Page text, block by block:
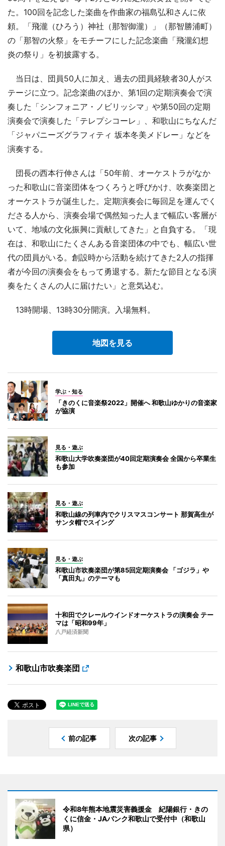
た。100回を記念した楽曲を作曲家の福島弘和さんに依
頼。「飛瀧（ひろう）神社（那智御瀧）」（那智勝浦町）
の「那智の火祭」をモチーフにした記念楽曲「飛瀧幻想
炎の祭り」を初披露する。
当日は、団員50人に加え、過去の団員経験者30人がス
テージに立つ。記念楽曲のほか、第1回の定期演奏会で演
奏した「シンフォニア・ノビリッシマ」や第50回の定期
演奏会で演奏した「テレプシコーレ」、和歌山にちなんだ
「ジャパニーズグラフィティ 坂本冬美メドレー」などを
演奏する。
団長の西本行伸さんは「50年前、オーケストラがなか
った和歌山に音楽団体をつくろうと呼びかけ、吹奏楽団と
オーケストラが誕生した。定期演奏会に毎回足を運んでく
ださる人から、演奏会場で偶然知った人まで幅広い客層が
いて、地域の文化振興に貢献してきた」と自負する。「現
在は、和歌山にたくさんある音楽団体の中でも、幅広い世
代の団員がいる。創設時から活動を続けてきた2人の指揮
者が今回の演奏会をもって勇退する。新たな節目となる演
奏をたくさんの人に届けたい」と意気込む。
13時開場、13時30分開演。入場無料。
地図を見る
学ぶ・知る
「きのくに音楽祭2022」開催へ 和歌山ゆかりの音楽家
が協演
見る・遊ぶ
和歌山大学吹奏楽団が40回定期演奏会 全国から卒業生
も参加
見る・遊ぶ
和歌山線の列車内でクリスマスコンサート 那賀高生が
サンタ帽でスイング
見る・遊ぶ
和歌山市吹奏楽団が第85回定期演奏会 「ゴジラ」や
「真田丸」のテーマも
十和田でクレールウインドオーケストラの演奏会 テー
マは「昭和99年」
八戸経済新聞
和歌山市吹奏楽団
前の記事 次の記事
令和8年熊本地震災害義援金 紀陽銀行・きの
くに信金・JAバンク和歌山で受付中（和歌山
県）